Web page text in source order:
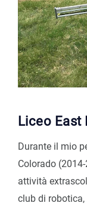
Liceo East
Durante il mio
Colorado
attività
club di robotica,